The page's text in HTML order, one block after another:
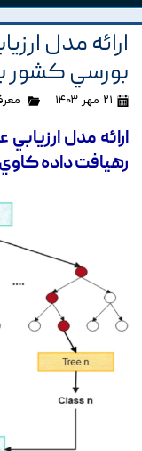
ارائه مدل
بورسي کشور
۲۱ مهر ۱۴۰۳
ارائه مدل
رهيافت داده کاوي